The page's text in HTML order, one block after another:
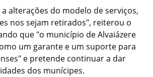
alterações do modelo de serviços,
nos sejam retirados", reiterou o
que "o município de Alvaiázere
um garante e um suporte para
e pretende continuar a dar
dos munícipes.